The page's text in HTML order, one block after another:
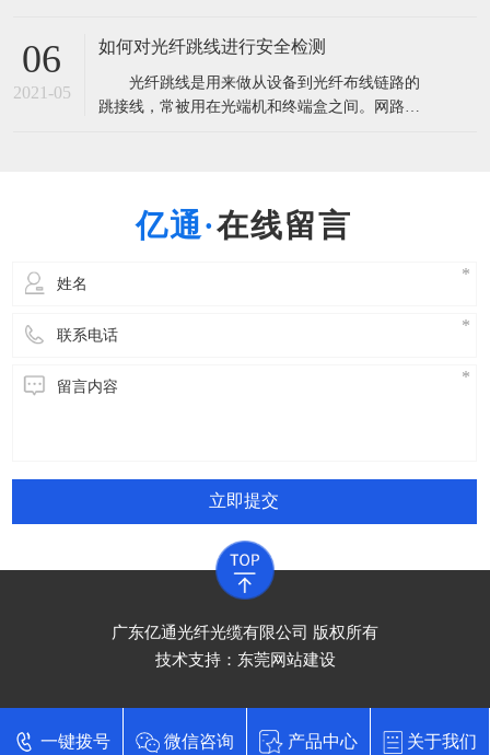
缆的机械性能与光学性能各有侧重等。 1.按
缆，室内配线光缆和室内中继光缆三种。 室
内主干光缆主要是提供建筑物内、外之间
06
2021-05
如何对光纤跳线进行安全检测
光纤跳线是用来做从设备到光纤布线链路的
跳接线，常被用在光端机和终端盒之间。网路的
指标：插入损耗小于0.3dB回波损耗大于45
在线留言
立即提交
广东亿通光纤光缆有限公司 版权所有
技术支持： 东莞网站建设
一键拨号 微信咨询 产品中心 关于我们